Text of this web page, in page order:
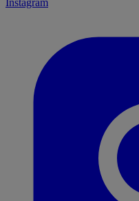
Instagram